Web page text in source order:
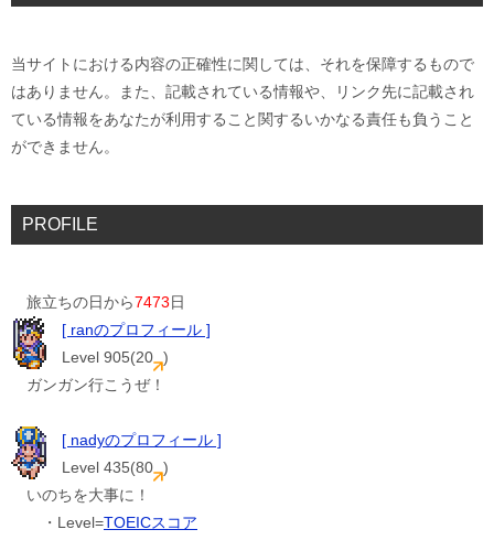
当サイトにおける内容の正確性に関しては、それを保障するもので
はありません。また、記載されている情報や、リンク先に記載され
ている情報をあなたが利用すること関するいかなる責任も負うこと
ができません。
PROFILE
旅立ちの日から7473日
[ ranのプロフィール ]
Level 905(20 )
ガンガン行こうぜ！
[ nadyのプロフィール ]
Level 435(80 )
いのちを大事に！
・Level=TOEICスコア